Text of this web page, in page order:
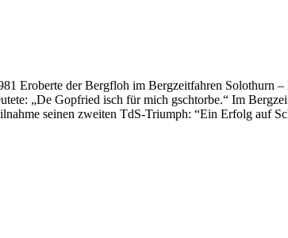
Eroberte der Bergfloh im Bergzeitfahren Solothurn
„De Gopfried isch für mich gschtorbe.“ Im
seinen zweiten TdS-Triumph: “Ein Erfolg auf